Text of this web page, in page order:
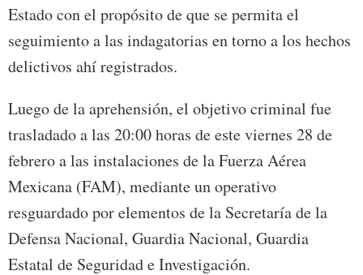
Estado con el propósito de que se permita el
seguimiento a las indagatorias en torno a los hechos
delictivos ahí registrados.
Luego de la aprehensión, el objetivo criminal fue
trasladado a las 20:00 horas de este viernes 28 de
febrero a las instalaciones de la Fuerza Aérea
Mexicana (FAM), mediante un operativo
resguardado por elementos de la Secretaría de la
Defensa Nacional, Guardia Nacional, Guardia
Estatal de Seguridad e Investigación.